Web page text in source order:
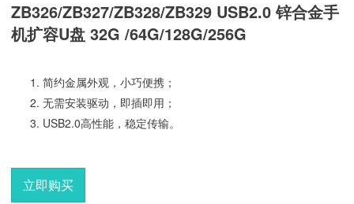
ZB326/ZB327/ZB328/ZB329 USB2.0 锌合金手
机扩容U盘 32G /64G/128G/256G
简约金属外观，小巧便携；
无需安装驱动，即插即用；
USB2.0高性能，稳定传输。
立即购买